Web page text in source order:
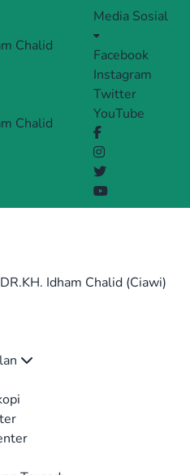
Chalid
Chalid
Media Sosial
Facebook
Instagram
Twitter
YouTube
Idham Chalid (Ciawi)